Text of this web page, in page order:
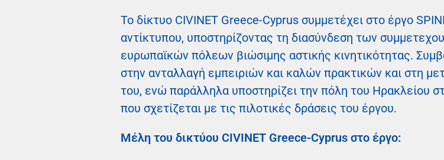
Το δίκτυο CIVINET Greece-Cyprus συμμετέχει στο έργο
αντίκτυπου, υποστηρίζοντας τη διασύνδεση των
ευρωπαϊκών πόλεων βιώσιμης αστικής κινητικότητας.
στην ανταλλαγή εμπειριών και καλών πρακτικών και στη
του, ενώ παράλληλα υποστηρίζει την πόλη του Ηρακλείου
που σχετίζεται με τις πιλοτικές δράσεις του έργου.
Μέλη του δικτύου CIVINET Greece-Cyprus στο έργο: